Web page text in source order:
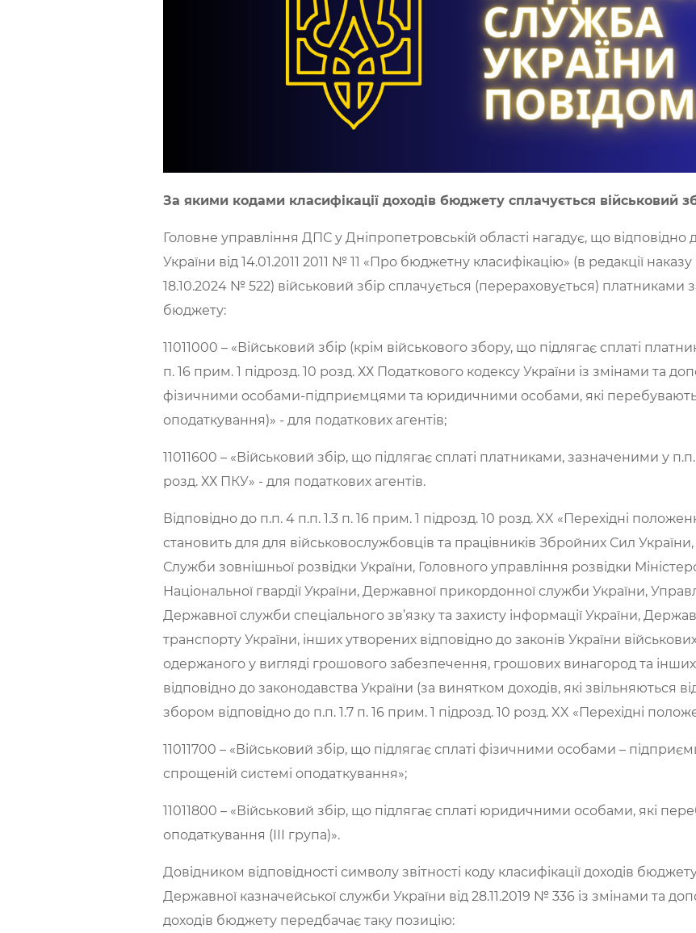
За якими кодами класифікації доходів бюджету сплачується військовий
Головне управління ДПС у Дніпропетровській області нагадує, що відповідно
України від 14.01.2011 2011 № 11 «Про бюджетну класифікацію» (в редакції
18.10.2024 № 522) військовий збір сплачується (перераховується) платниками
бюджету:
11011000 – «Військовий збір (крім військового збору, що підлягає сплаті
п. 16 прим. 1 підрозд. 10 розд. ХХ Податкового кодексу України із змінами та
фізичними особами-підприємцями та юридичними особами, які
оподаткування)» - для податкових агентів;
11011600 – «Військовий збір, що підлягає сплаті платниками, зазначеними у
розд. ХХ ПКУ» - для податкових агентів.
Відповідно до п.п. 4 п.п. 1.3 п. 16 прим. 1 підрозд. 10 розд. XX «Перехідні
становить для для військовослужбовців та працівників Збройних Сил
Служби зовнішньої розвідки України, Головного управління розвідки
Національної гвардії України, Державної прикордонної служби України,
Державної служби спеціального зв’язку та захисту інформації України,
транспорту України, інших утворених відповідно до законів України
одержаного у вигляді грошового забезпечення, грошових винагород та інших
відповідно до законодавства України (за винятком доходів, які звільняються
збором відповідно до п.п. 1.7 п. 16 прим. 1 підрозд. 10 розд. XX «Перехідні
11011700 – «Військовий збір, що підлягає сплаті фізичними особами –
спрощеній системі оподаткування»;
11011800 – «Військовий збір, що підлягає сплаті юридичними особами, які
оподаткування (ІІІ група)».
Довідником відповідності символу звітності коду класифікації доходів
Державної казначейської служби України від 28.11.2019 № 336 із змінами та
доходів бюджету передбачає таку позицію: